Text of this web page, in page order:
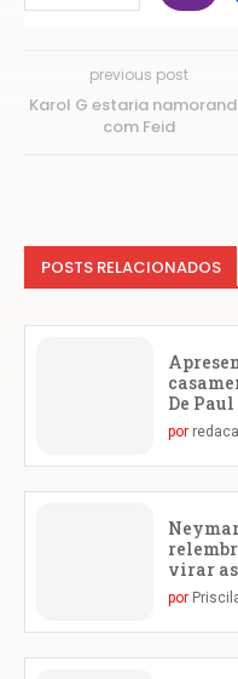
previous post
Karol G estaria
com Feid
POSTS RELACIONADOS
De Paul
por
virar
por